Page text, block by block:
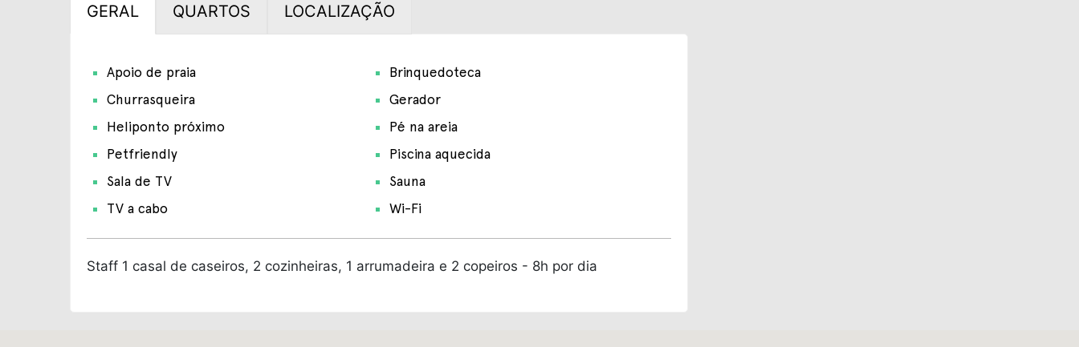
GERAL QUARTOS LOCALIZAÇÃO
Apoio de praia
Brinquedoteca
Churrasqueira
Gerador
Heliponto próximo
Pé na areia
Petfriendly
Piscina aquecida
Sala de TV
Sauna
TV a cabo
Wi-Fi
Staff 1 casal de caseiros, 2 cozinheiras, 1 arrumadeira e 2 copeiros - 8h por dia